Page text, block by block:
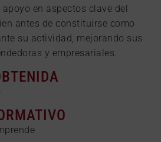
en aspectos clave del
antes de constituirse como
su actividad, mejorando sus
y empresariales.